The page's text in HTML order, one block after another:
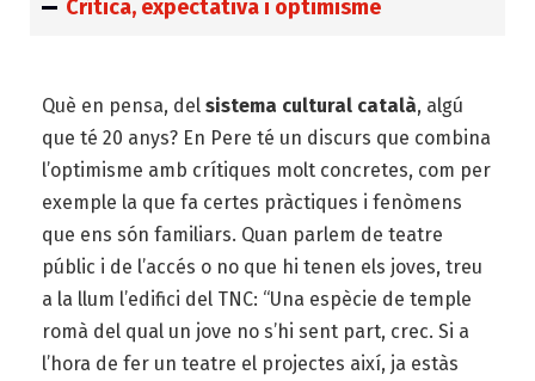
Crítica, expectativa i optimisme
Què en pensa, del sistema cultural català, algú
que té 20 anys? En Pere té un discurs que combina
l’optimisme amb crítiques molt concretes, com per
exemple la que fa certes pràctiques i fenòmens
que ens són familiars. Quan parlem de teatre
públic i de l’accés o no que hi tenen els joves, treu
a la llum l’edifici del TNC: “Una espècie de temple
romà del qual un jove no s’hi sent part, crec. Si a
l’hora de fer un teatre el projectes així, ja estàs